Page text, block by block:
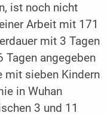
ist noch nicht
Arbeit mit 171
mit 3 Tagen
Tagen angegeben
mit sieben Kindern
in Wuhan
3 und 11